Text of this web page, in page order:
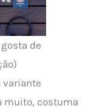
de
variante
muito, costuma